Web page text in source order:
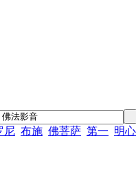
尼 布施 佛菩萨 第一 明心